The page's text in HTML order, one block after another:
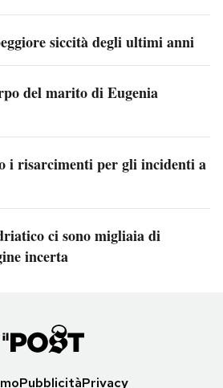
siccità degli ultimi anni
del marito di Eugenia
i risarcimenti per gli incidenti a
ci sono migliaia di
incerta
PubblicitàPrivacy